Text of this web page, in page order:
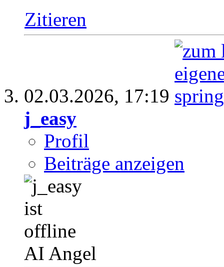
Zitieren
02.03.2026, 17:19
j_easy
Profil
Beiträge anzeigen
AI Angel